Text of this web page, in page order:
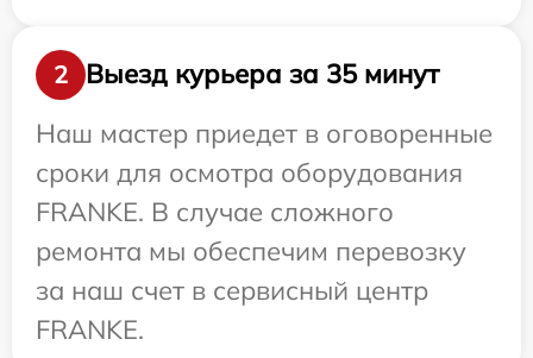
2
Выезд курьера за 35 минут
Наш мастер приедет в оговоренные
сроки для осмотра оборудования
FRANKE. В случае сложного
ремонта мы обеспечим перевозку
за наш счет в сервисный центр
FRANKE.